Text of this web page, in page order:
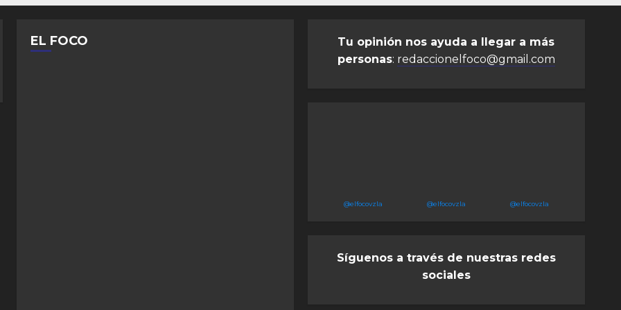
EL FOCO
Tu opinión nos ayuda a llegar a más
personas: redaccionelfoco@gmail.com
@elfocovzla @elfocovzla @elfocovzla
Síguenos a través de nuestras redes
sociales